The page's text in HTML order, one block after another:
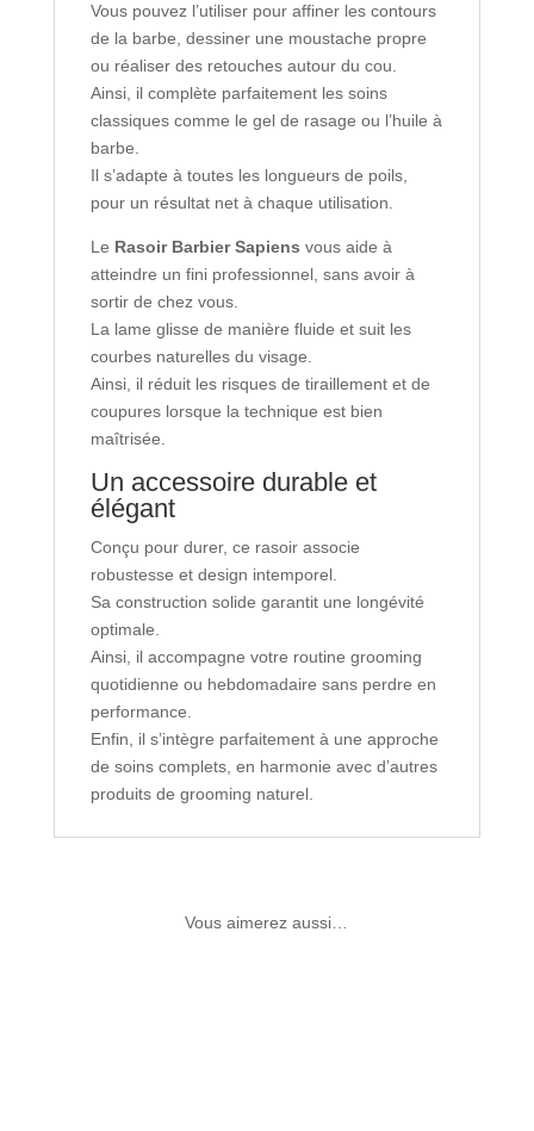
Vous pouvez l’utiliser pour affiner les contours
de la barbe, dessiner une moustache propre
ou réaliser des retouches autour du cou.
Ainsi, il complète parfaitement les soins
classiques comme le gel de rasage ou l’huile à
barbe.
Il s’adapte à toutes les longueurs de poils,
pour un résultat net à chaque utilisation.
Le Rasoir Barbier Sapiens vous aide à
atteindre un fini professionnel, sans avoir à
sortir de chez vous.
La lame glisse de manière fluide et suit les
courbes naturelles du visage.
Ainsi, il réduit les risques de tiraillement et de
coupures lorsque la technique est bien
maîtrisée.
Un accessoire durable et
élégant
Conçu pour durer, ce rasoir associe
robustesse et design intemporel.
Sa construction solide garantit une longévité
optimale.
Ainsi, il accompagne votre routine grooming
quotidienne ou hebdomadaire sans perdre en
performance.
Enfin, il s’intègre parfaitement à une approche
de soins complets, en harmonie avec d’autres
produits de grooming naturel.
Vous aimerez aussi…